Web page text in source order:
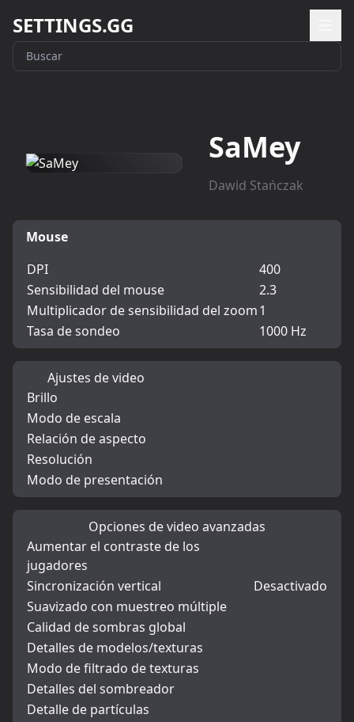
SETTINGS.GG
SaMey
Dawid Stańczak
Mouse
DPI
400
Sensibilidad del mouse
2.3
Multiplicador de sensibilidad del zoom1
Tasa de sondeo
1000 Hz
Ajustes de video
Brillo
Modo de escala
Relación de aspecto
Resolución
Modo de presentación
Opciones de video avanzadas
Aumentar el contraste de los
jugadores
Sincronización vertical
Desactivado
Suavizado con muestreo múltiple
Calidad de sombras global
Detalles de modelos/texturas
Modo de filtrado de texturas
Detalles del sombreador
Detalle de partículas